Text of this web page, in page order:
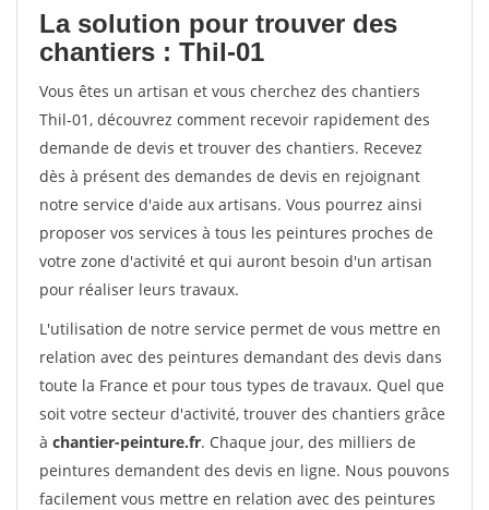
La solution pour trouver des
chantiers : Thil-01
Vous êtes un artisan et vous cherchez des chantiers
Thil-01, découvrez comment recevoir rapidement des
demande de devis et trouver des chantiers. Recevez
dès à présent des demandes de devis en rejoignant
notre service d'aide aux artisans. Vous pourrez ainsi
proposer vos services à tous les peintures proches de
votre zone d'activité et qui auront besoin d'un artisan
pour réaliser leurs travaux.
L'utilisation de notre service permet de vous mettre en
relation avec des peintures demandant des devis dans
toute la France et pour tous types de travaux. Quel que
soit votre secteur d'activité, trouver des chantiers grâce
à chantier-peinture.fr. Chaque jour, des milliers de
peintures demandent des devis en ligne. Nous pouvons
facilement vous mettre en relation avec des peintures